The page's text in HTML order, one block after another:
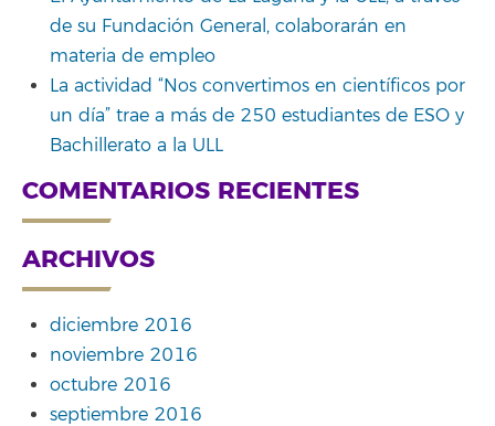
de su Fundación General, colaborarán en
materia de empleo
La actividad “Nos convertimos en científicos por
un día” trae a más de 250 estudiantes de ESO y
Bachillerato a la ULL
COMENTARIOS RECIENTES
ARCHIVOS
diciembre 2016
noviembre 2016
octubre 2016
septiembre 2016